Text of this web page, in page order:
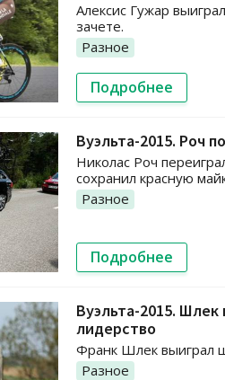
Алексис Гужар
зачете.
Разное
Подробнее
Вуэльта-2015. Роч
Николас Роч
сохранил красную
Разное
Подробнее
Вуэльта-2015.
лидерство
Франк Шлек выиграл
Разное